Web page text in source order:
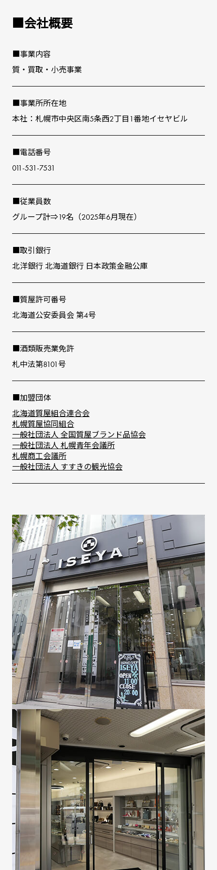
■会社概要
■事業内容
質‧買取‧⼩売事業
■事業所所在地
本社：札幌市中央区南5条⻄2丁⽬1番地イセヤビル
■電話番号
011-531-7531
■従業員数
グループ計⇒19名（2025年6⽉現在）
■取引銀⾏
北洋銀⾏ 北海道銀⾏ ⽇本政策⾦融公庫
■質屋許可番号
北海道公安委員会 第4号
■酒類販売業免許
札中法第8101号
■加盟団体
北海道質屋組合連合会
札幌質屋協同組合
⼀般社団法⼈ 全国質屋ブランド品協会
⼀般社団法⼈ 札幌⻘年会議所
札幌商⼯会議所
⼀般社団法⼈ すすきの観光協会